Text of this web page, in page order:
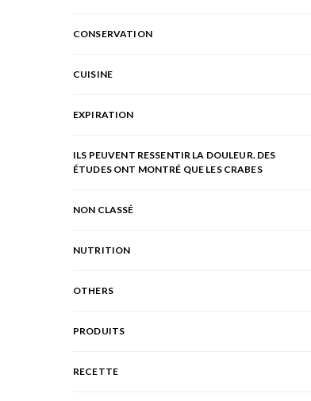
CONSERVATION
CUISINE
EXPIRATION
ILS PEUVENT RESSENTIR LA DOULEUR. DES
ÉTUDES ONT MONTRÉ QUE LES CRABES
NON CLASSÉ
NUTRITION
OTHERS
PRODUITS
RECETTE